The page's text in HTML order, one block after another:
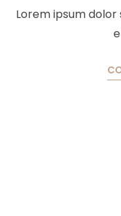
Lorem ipsum